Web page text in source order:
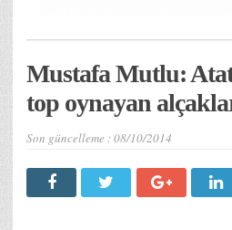
Mustafa Mutlu:
top oynayan
Son güncelleme :08/10/2014